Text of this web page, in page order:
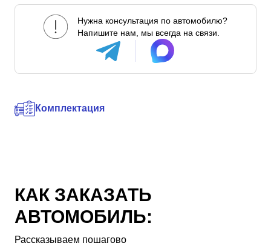
Нужна консультация по автомобилю?
Напишите нам, мы всегда на связи.
Комплектация
КАК ЗАКАЗАТЬ
АВТОМОБИЛЬ:
Рассказываем пошагово